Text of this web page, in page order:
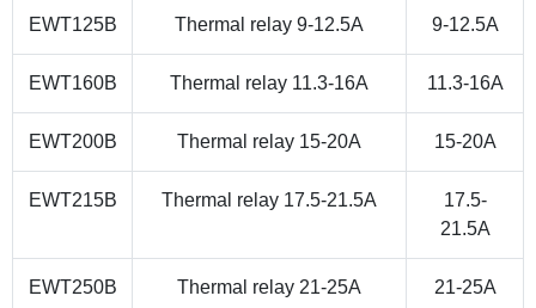
EWT125B Thermal relay 9-12.5A 9-12.5A
EWT160B Thermal relay 11.3-16A 11.3-16A
EWT200B Thermal relay 15-20A 15-20A
EWT215B Thermal relay 17.5-21.5A
17.5-
21.5A
EWT250B Thermal relay 21-25A 21-25A